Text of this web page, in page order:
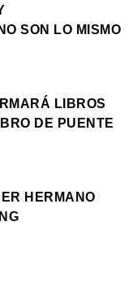
SON LO MISMO
LIBROS
DE PUENTE
HERMANO